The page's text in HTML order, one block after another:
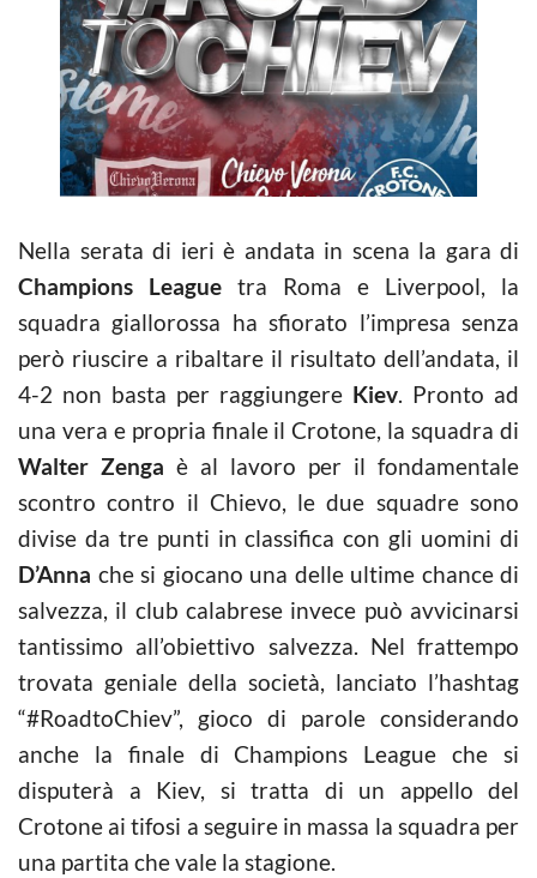
Nella serata di ieri è andata in scena la gara di
Champions League tra Roma e Liverpool, la
squadra giallorossa ha sfiorato l’impresa senza
però riuscire a ribaltare il risultato dell’andata, il
4-2 non basta per raggiungere Kiev. Pronto ad
una vera e propria finale il Crotone, la squadra di
Walter Zenga è al lavoro per il fondamentale
scontro contro il Chievo, le due squadre sono
divise da tre punti in classifica con gli uomini di
D’Anna che si giocano una delle ultime chance di
salvezza, il club calabrese invece può avvicinarsi
tantissimo all’obiettivo salvezza. Nel frattempo
trovata geniale della società, lanciato l’hashtag
“#RoadtoChiev”, gioco di parole considerando
anche la finale di Champions League che si
disputerà a Kiev, si tratta di un appello del
Crotone ai tifosi a seguire in massa la squadra per
una partita che vale la stagione.